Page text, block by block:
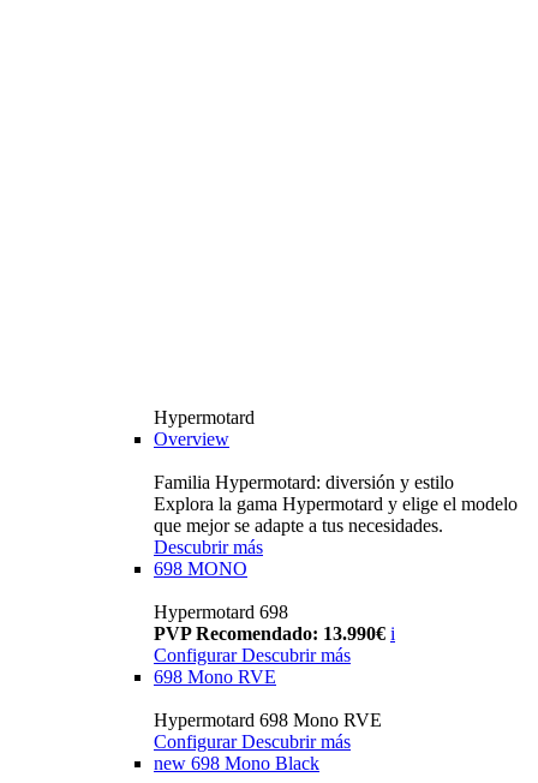
Hypermotard
Overview
Familia Hypermotard: diversión y estilo
Explora la gama Hypermotard y elige el modelo
que mejor se adapte a tus necesidades.
Descubrir más
698 MONO
Hypermotard 698
PVP Recomendado: 13.990€ i
ConfigurarDescubrir más
698 Mono RVE
Hypermotard 698 Mono RVE
Configurar Descubrir más
new 698 Mono Black